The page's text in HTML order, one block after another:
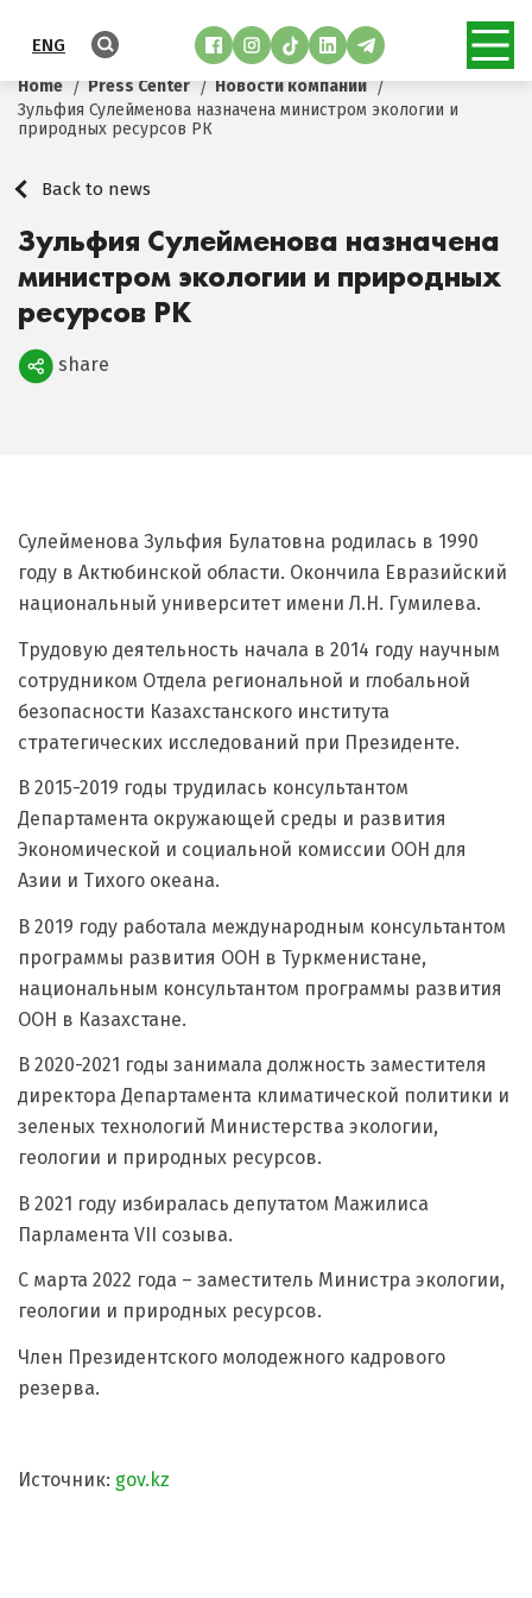
ENG
Home Press Center
Новости компании
Зульфия Сулейменова назначена министром экологии и
природных ресурсов РК
Back to news
Зульфия Сулейменова назначена
министром экологии и природных
ресурсов РК
Поделиться
share
Сулейменова Зульфия Булатовна родилась в 1990
году в Актюбинской области. Окончила Евразийский
национальный университет имени Л.Н. Гумилева.
Трудовую деятельность начала в 2014 году научным
сотрудником Отдела региональной и глобальной
безопасности Казахстанского института
стратегических исследований при Президенте.
В 2015-2019 годы трудилась консультантом
Департамента окружающей среды и развития
Экономической и социальной комиссии ООН для
Азии и Тихого океана.
В 2019 году работала международным консультантом
программы развития ООН в Туркменистане,
национальным консультантом программы развития
ООН в Казахстане.
В 2020-2021 годы занимала должность заместителя
директора Департамента климатической политики и
зеленых технологий Министерства экологии,
геологии и природных ресурсов.
В 2021 году избиралась депутатом Мажилиса
Парламента VII созыва.
С марта 2022 года – заместитель Министра экологии,
геологии и природных ресурсов.
Член Президентского молодежного кадрового
резерва.
Источник: gov.kz